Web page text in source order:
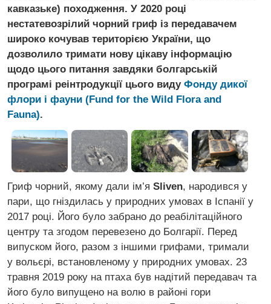
кавказьке) походження. У 2020 році
нестатевозрілий чорний гриф із передавачем
широко кочував територією України, що
дозволило тримати нову цікаву інформацію
щодо цього питання завдяки болгарській
програмі реінтродукції цього виду Фонду дикої
флори і фауни (Fund for the Wild Flora and
Fauna).
Гриф чорний, якому дали ім’я Sliven, народився у
пари, що гніздилась у природних умовах в Іспанії у
2017 році. Його було забрано до реабілітаційного
центру та згодом перевезено до Болгарії. Перед
випуском його, разом з іншими грифами, тримали
у вольєрі, встановленому у природних умовах. 23
травня 2019 року на птаха був надітий передавач та
його було випущено на волю в районі гори